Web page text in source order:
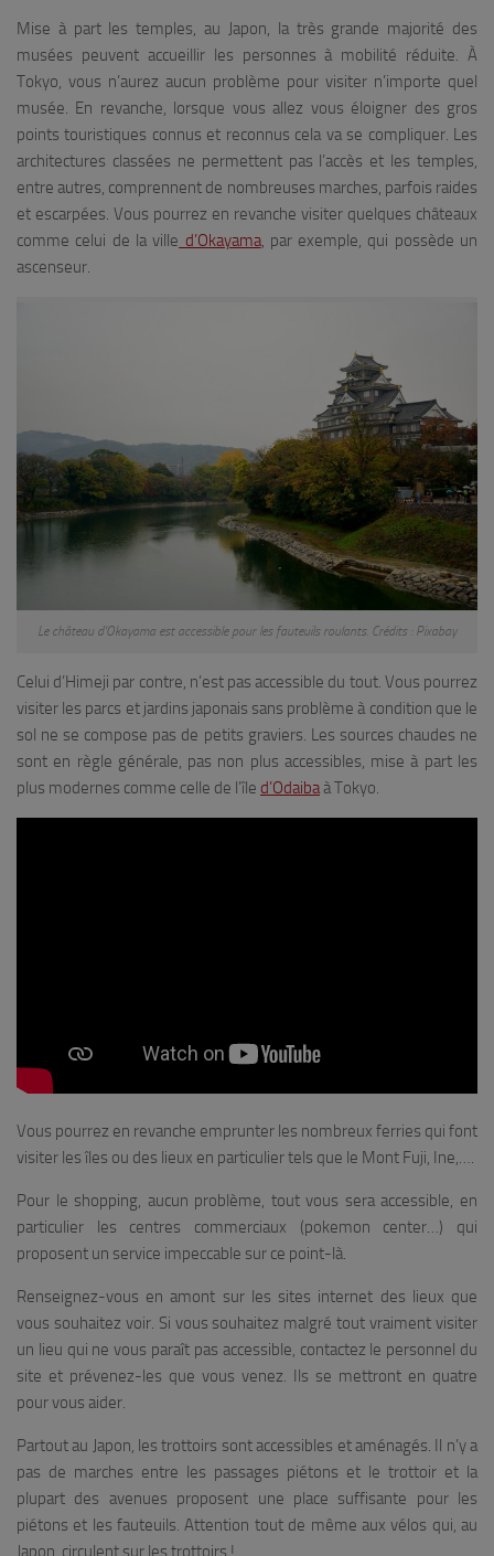
Mise à part les temples, au Japon, la très grande majorité des
musées peuvent accueillir les personnes à mobilité réduite. À
Tokyo, vous n’aurez aucun problème pour visiter n’importe quel
musée. En revanche, lorsque vous allez vous éloigner des gros
points touristiques connus et reconnus cela va se compliquer. Les
architectures classées ne permettent pas l’accès et les temples,
entre autres, comprennent de nombreuses marches, parfois raides
et escarpées. Vous pourrez en revanche visiter quelques châteaux
comme celui de la ville d’Okayama, par exemple, qui possède un
ascenseur.
Le château d’Okayama est accessible pour les fauteuils roulants. Crédits : Pixabay
Celui d’Himeji par contre, n’est pas accessible du tout. Vous pourrez
visiter les parcs et jardins japonais sans problème à condition que le
sol ne se compose pas de petits graviers. Les sources chaudes ne
sont en règle générale, pas non plus accessibles, mise à part les
plus modernes comme celle de l’île d’Odaibaà Tokyo.
Vous pourrez en revanche emprunter les nombreux ferries qui font
visiter les îles ou des lieux en particulier tels que le Mont Fuji, Ine,….
Pour le shopping, aucun problème, tout vous sera accessible, en
particulier les centres commerciaux (pokemon center…) qui
proposent un service impeccable sur ce point-là.
Renseignez-vous en amont sur les sites internet des lieux que
vous souhaitez voir. Si vous souhaitez malgré tout vraiment visiter
un lieu qui ne vous paraît pas accessible, contactez le personnel du
site et prévenez-les que vous venez. Ils se mettront en quatre
pour vous aider.
Partout au Japon, les trottoirs sont accessibles et aménagés. Il n’y a
pas de marches entre les passages piétons et le trottoir et la
plupart des avenues proposent une place suffisante pour les
piétons et les fauteuils. Attention tout de même aux vélos qui, au
Japon, circulent sur les trottoirs !